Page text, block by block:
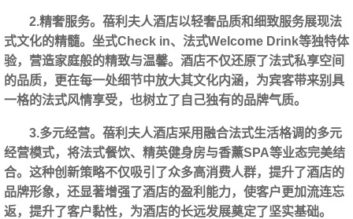
2.精奢服务。蓓利夫人酒店以轻奢品质和细致服务展现法
式文化的精髓。坐式Check in、法式Welcome Drink等独特体
验，营造家庭般的精致与温馨。酒店不仅还原了法式私享空间
的品质，更在每一处细节中放大其文化内涵，为宾客带来别具
一格的法式风情享受，也树立了自己独有的品牌气质。
3.多元经营。蓓利夫人酒店采用融合法式生活格调的多元
经营模式，将法式餐饮、精英健身房与香薰SPA等业态完美结
合。这种创新策略不仅吸引了众多高消费人群，提升了酒店的
品牌形象，还显著增强了酒店的盈利能力，使客户更加流连忘
返，提升了客户黏性，为酒店的长远发展奠定了坚实基础。